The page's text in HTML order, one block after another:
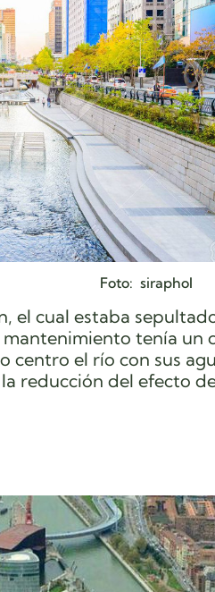
Foto: siraphol
el cual estaba
tenía un
centro el río con sus
reducción del efecto